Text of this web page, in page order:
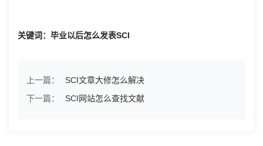
关键词：毕业以后怎么发表SCI
上一篇：
SCI文章大修怎么解决
下一篇：
SCI网站怎么查找文献